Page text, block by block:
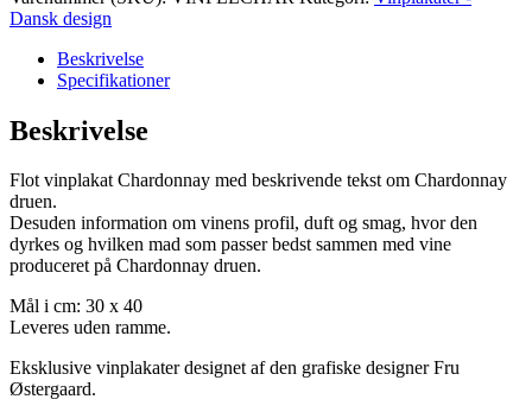
Dansk design
Beskrivelse
Specifikationer
Beskrivelse
Flot vinplakat Chardonnay med beskrivende tekst om Chardonnay
druen.
Desuden information om vinens profil, duft og smag, hvor den
dyrkes og hvilken mad som passer bedst sammen med vine
produceret på Chardonnay druen.
Mål i cm: 30 x 40
Leveres uden ramme.
Eksklusive vinplakater designet af den grafiske designer Fru
Østergaard.